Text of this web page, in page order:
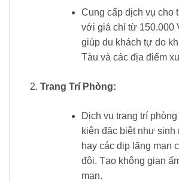
Cung cấp dịch vụ cho
với giá chỉ từ 150.000
giúp du khách tự do
Tàu và các địa điểm
Trang Trí Phòng:
Dịch vụ trang trí
kiện đặc biệt như sinh
hay các dịp lãng mạn
đôi. Tạo không gian
mạn.